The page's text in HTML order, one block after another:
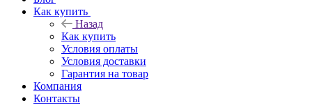
Как купить
Назад
Как купить
Условия оплаты
Условия доставки
Гарантия на товар
Компания
Контакты